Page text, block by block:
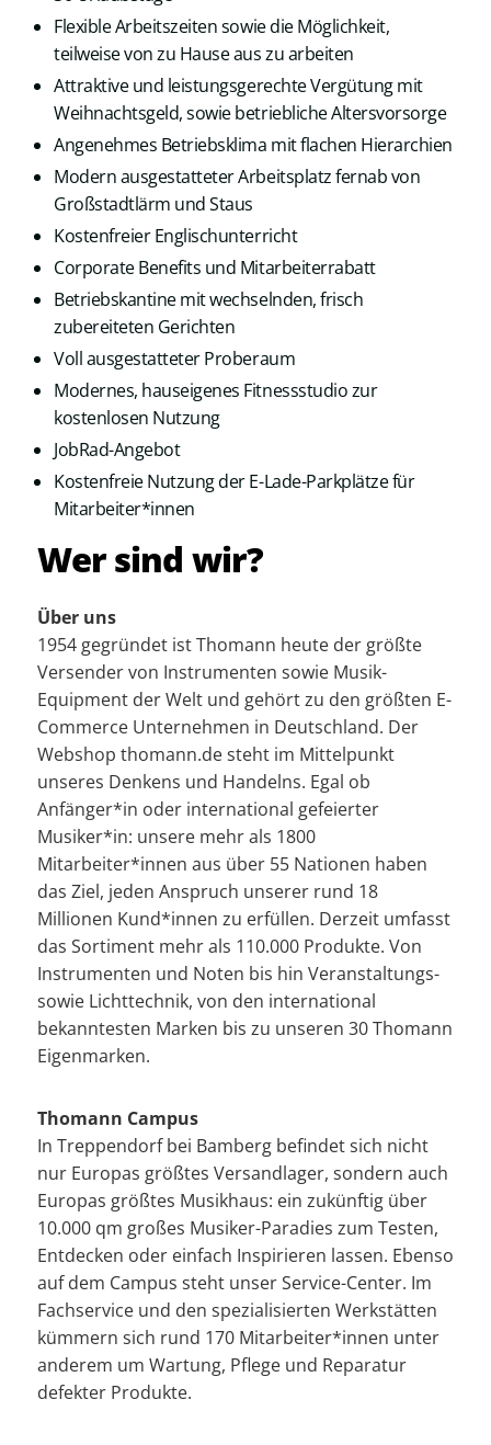
Flexible Arbeitszeiten sowie die Möglichkeit,
teilweise von zu Hause aus zu arbeiten
Attraktive und leistungsgerechte Vergütung mit
Weihnachtsgeld, sowie betriebliche Altersvorsorge
Angenehmes Betriebsklima mit flachen Hierarchien
Modern ausgestatteter Arbeitsplatz fernab von
Großstadtlärm und Staus
Kostenfreier Englischunterricht
Corporate Benefits und Mitarbeiterrabatt
Betriebskantine mit wechselnden, frisch
zubereiteten Gerichten
Voll ausgestatteter Proberaum
Modernes, hauseigenes Fitnessstudio zur
kostenlosen Nutzung
JobRad-Angebot
Kostenfreie Nutzung der E-Lade-Parkplätze für
Mitarbeiter*innen
Wer sind wir?
Über uns
1954 gegründet ist Thomann heute der größte
Versender von Instrumenten sowie Musik-
Equipment der Welt und gehört zu den größten E-
Commerce Unternehmen in Deutschland. Der
Webshop thomann.de steht im Mittelpunkt
unseres Denkens und Handelns. Egal ob
Anfänger*in oder international gefeierter
Musiker*in: unsere mehr als 1800
Mitarbeiter*innen aus über 55 Nationen haben
das Ziel, jeden Anspruch unserer rund 18
Millionen Kund*innen zu erfüllen. Derzeit umfasst
das Sortiment mehr als 110.000 Produkte. Von
Instrumenten und Noten bis hin Veranstaltungs-
sowie Lichttechnik, von den international
bekanntesten Marken bis zu unseren 30 Thomann
Eigenmarken.
Thomann Campus
In Treppendorf bei Bamberg befindet sich nicht
nur Europas größtes Versandlager, sondern auch
Europas größtes Musikhaus: ein zukünftig über
10.000 qm großes Musiker-Paradies zum Testen,
Entdecken oder einfach Inspirieren lassen. Ebenso
auf dem Campus steht unser Service-Center. Im
Fachservice und den spezialisierten Werkstätten
kümmern sich rund 170 Mitarbeiter*innen unter
anderem um Wartung, Pflege und Reparatur
defekter Produkte.